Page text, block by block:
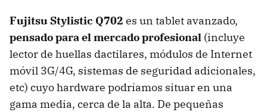
Fujitsu Stylistic Q702 es un tablet avanzado,
pensado para el mercado profesional (incluye
lector de huellas dactilares, módulos de Internet
móvil 3G/4G, sistemas de seguridad adicionales,
etc) cuyo hardware podríamos situar en una
gama media, cerca de la alta. De pequeñas